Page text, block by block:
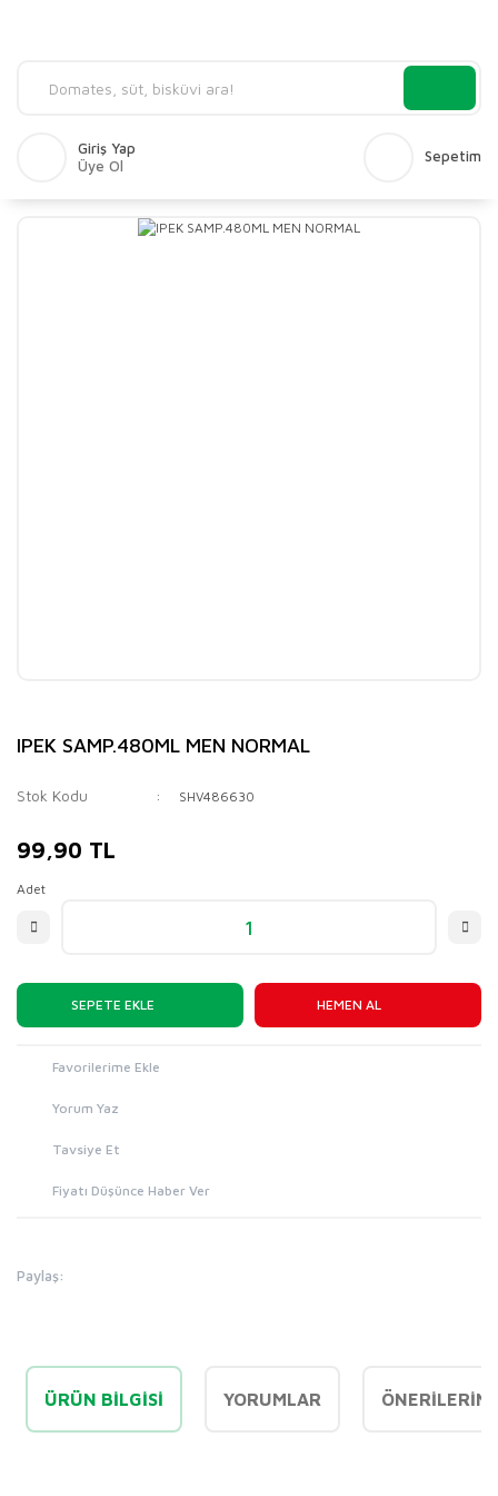
Giriş Yap
Üye Ol
Sepetim
IPEK SAMP.480ML MEN NORMAL
Stok Kodu SHV486630
99,90 TL
Adet
SEPETE EKLE HEMEN AL
Yorum Yaz
Tavsiye Et
Fiyatı Düşünce Haber Ver
Paylaş:
ÜRÜN BILGISI YORUMLAR